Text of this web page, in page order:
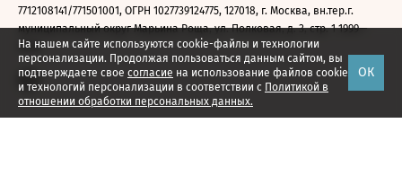
На нашем сайте используются cookie-файлы и технологии
персонализации. Продолжая пользоваться данным сайтом, вы
подтверждаете свое согласие на использование файлов cookie
и технологий персонализации в соответствии с Политикой в
отношении обработки персональных данных.
ОК
7712108141/771501001, ОГРН 1027739124775, 127018, г. Москва, вн.тер.г.
муниципальный округ Марьина Роща, ул. Полковая, д. 3, стр. 1 1999—
2026